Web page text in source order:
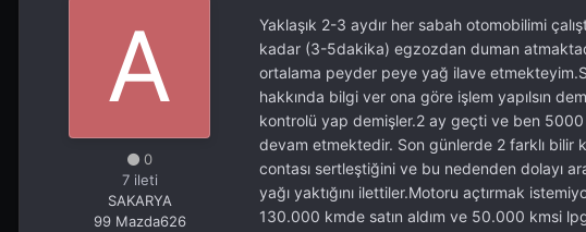
0
7 ileti
SAKARYA
99 Mazda626
Yaklaşık 2-3 aydır her sabah otomobilimi
kadar (3-5dakika) egzozdan duman
ortalama peyder peye yağ ilave
hakkında bilgi ver ona göre işlem yapılsın
kontrolü yap demişler.2 ay geçti ve ben 5000
devam etmektedir. Son günlerde 2 farklı bilir
contası sertleştiğini ve bu nedenden dolayı
yağı yaktığını ilettiler.Motoru açtırmak
130.000 kmde satın aldım ve 50.000 kmsi